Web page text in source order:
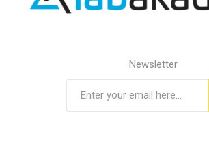
Newsletter